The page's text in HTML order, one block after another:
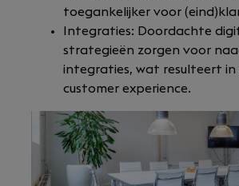
toegankelijker voor
Integraties: Doordachte
strategieën zorgen voor
integraties, wat resulteert in
customer experience.